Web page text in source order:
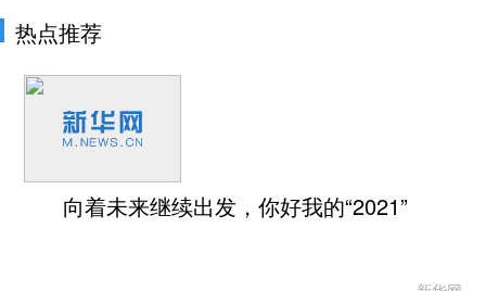
热点推荐
向着未来继续出发，你好我的“2021”